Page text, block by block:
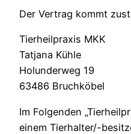
Der Vertrag kommt
Tierheilpraxis MKK
Tatjana Kühle
Holunderweg 19
63486 Bruchköbel
Im Folgenden
einem Tierhalter/-